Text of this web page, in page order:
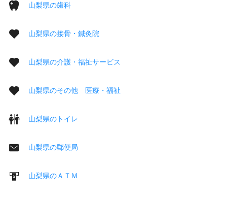
山梨県の歯科
山梨県の接骨・鍼灸院
山梨県の介護・福祉サービス
山梨県のその他 医療・福祉
山梨県のトイレ
山梨県の郵便局
山梨県のＡＴＭ